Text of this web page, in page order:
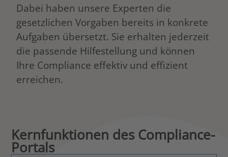
Dabei haben unsere Experten die
gesetzlichen Vorgaben bereits in konkrete
Aufgaben übersetzt. Sie erhalten jederzeit
die passende Hilfestellung und können
Ihre Compliance effektiv und effizient
erreichen.
Kernfunktionen des Compliance-
Portals